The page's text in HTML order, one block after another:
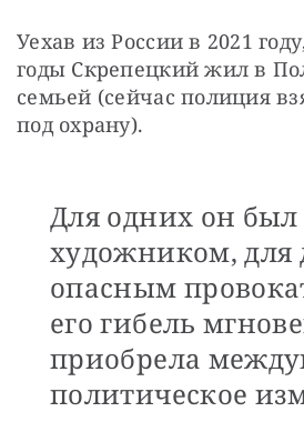
Уехав из России в 2021
годы Скрепецкий жил в
семьей (сейчас полиция
под охрану).
Для одних он
художником, для
опасным
его гибель
приобрела
политическое